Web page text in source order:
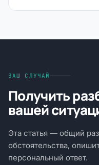
ВАШ СЛУЧАЙ
Получить
вашей
Эта статья — общий
обстоятельства,
персональный ответ.